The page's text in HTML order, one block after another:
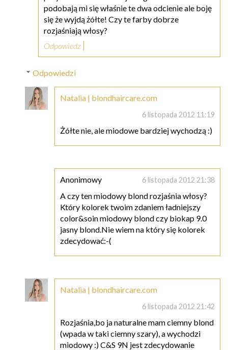
podobają mi się właśnie te dwa odcienie ale boję
się że wyjdą żółte! Czy te farby dobrze
rozjaśniają włosy?
Odpowiedz
Odpowiedzi
Natalia | blondhaircare.com
6 listopada 2012 11:19
Żółte nie, ale miodowe bardziej wychodzą :)
Anonimowy 6 listopada 2012 21:38
A czy ten miodowy blond rozjaśnia włosy?
Który kolorek twoim zdaniem ładniejszy
color&soin miodowy blond czy biokap 9.0
jasny blond.Nie wiem na który się kolorek
zdecydować:-(
Natalia | blondhaircare.com
6 listopada 2012 21:42
Rozjaśnia,bo ja naturalne mam ciemny blond
(wpada w taki ciemny szary), a wychodzi
miodowy :) C&S 9N jest zdecydowanie